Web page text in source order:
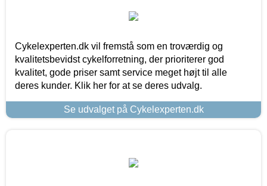
Cykelexperten.dk vil fremstå som en troværdig og
kvalitetsbevidst cykelforretning, der prioriterer god
kvalitet, gode priser samt service meget højt til alle
deres kunder. Klik her for at se deres udvalg.
Se udvalget på Cykelexperten.dk